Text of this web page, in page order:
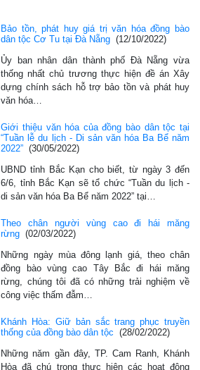
Bảo tồn, phát huy giá trị văn hóa đồng bào
dân tộc Cơ Tu tại Đà Nẵng (12/10/2022)
Ủy ban nhân dân thành phố Đà Nẵng vừa
thống nhất chủ trương thực hiện đề án Xây
dựng chính sách hỗ trợ bảo tồn và phát huy
văn hóa…
Giới thiệu văn hóa của đồng bào dân tộc tại
“Tuần lễ du lịch - Di sản văn hóa Ba Bể năm
2022” (30/05/2022)
UBND tỉnh Bắc Kạn cho biết, từ ngày 3 đến
6/6, tỉnh Bắc Kạn sẽ tổ chức “Tuần du lịch -
di sản văn hóa Ba Bể năm 2022” tại…
Theo chân người vùng cao đi hái măng
rừng (02/03/2022)
Những ngày mùa đông lạnh giá, theo chân
đồng bào vùng cao Tây Bắc đi hái măng
rừng, chúng tôi đã có những trải nghiệm về
công việc thấm đẫm…
Khánh Hòa: Giữ bản sắc trang phục truyền
thống của đồng bào dân tộc
(28/02/2022)
Những năm gần đây, TP. Cam Ranh, Khánh
Hòa đã chú trọng thực hiện các hoạt động